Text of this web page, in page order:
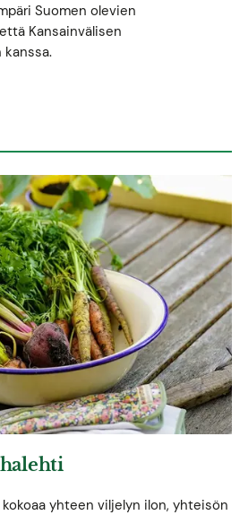
Suomen olevien
Kansainvälisen
yhteen viljelyn ilon, yhteisön